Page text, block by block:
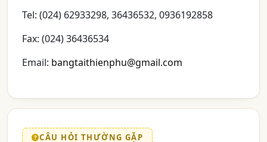
Tel: (024) 62933298, 36436532, 0936192858
Fax: (024) 36436534
Email: bangtaithienphu@gmail.com
CÂU HỎI THƯỜNG GẶP